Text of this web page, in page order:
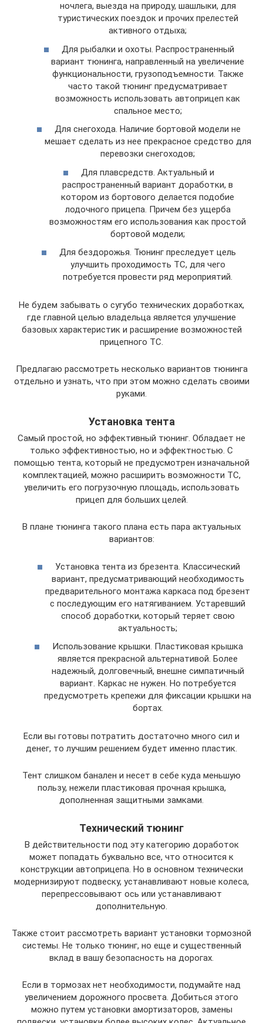
ночлега, выезда на природу, шашлыки, для
туристических поездок и прочих прелестей
активного отдыха;
Для рыбалки и охоты. Распространенный
вариант тюнинга, направленный на увеличение
функциональности, грузоподъемности. Также
часто такой тюнинг предусматривает
возможность использовать автоприцеп как
спальное место;
Для снегохода. Наличие бортовой модели не
мешает сделать из нее прекрасное средство для
перевозки снегоходов;
Для плавсредств. Актуальный и
распространенный вариант доработки, в
котором из бортового делается подобие
лодочного прицепа. Причем без ущерба
возможностям его использования как простой
бортовой модели;
Для бездорожья. Тюнинг преследует цель
улучшить проходимость ТС, для чего
потребуется провести ряд мероприятий.
Не будем забывать о сугубо технических доработках,
где главной целью владельца является улучшение
базовых характеристик и расширение возможностей
прицепного ТС.
Предлагаю рассмотреть несколько вариантов тюнинга
отдельно и узнать, что при этом можно сделать своими
руками.
Установка тента
Самый простой, но эффективный тюнинг. Обладает не
только эффективностью, но и эффектностью. С
помощью тента, который не предусмотрен изначальной
комплектацией, можно расширить возможности ТС,
увеличить его погрузочную площадь, использовать
прицеп для больших целей.
В плане тюнинга такого плана есть пара актуальных
вариантов:
Установка тента из брезента. Классический
вариант, предусматривающий необходимость
предварительного монтажа каркаса под брезент
с последующим его натягиванием. Устаревший
способ доработки, который теряет свою
актуальность;
Использование крышки. Пластиковая крышка
является прекрасной альтернативой. Более
надежный, долговечный, внешне симпатичный
вариант. Каркас не нужен. Но потребуется
предусмотреть крепежи для фиксации крышки на
бортах.
Если вы готовы потратить достаточно много сил и
денег, то лучшим решением будет именно пластик.
Тент слишком банален и несет в себе куда меньшую
пользу, нежели пластиковая прочная крышка,
дополненная защитными замками.
Технический тюнинг
В действительности под эту категорию доработок
может попадать буквально все, что относится к
конструкции автоприцепа. Но в основном технически
модернизируют подвеску, устанавливают новые колеса,
перепрессовывают ось или устанавливают
дополнительную.
Также стоит рассмотреть вариант установки тормозной
системы. Не только тюнинг, но еще и существенный
вклад в вашу безопасность на дорогах.
Если в тормозах нет необходимости, подумайте над
увеличением дорожного просвета. Добиться этого
можно путем установки амортизаторов, замены